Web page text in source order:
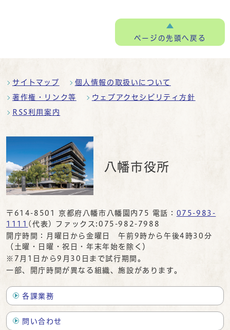
ページの先頭へ戻る
サイトマップ 個人情報の取扱いについて
著作権・リンク等 ウェブアクセシビリティ方針
RSS利用案内
八幡市役所
〒614-8501 京都府八幡市八幡園内75 電話： 075-983-
1111 (代表) ファックス:075-982-7988
開庁時間：月曜日から金曜日 午前9時から午後4時30分
（土曜・日曜・祝日・年末年始を除く）
※7月1日から9月30日まで試行期間。
一部、開庁時間が異なる組織、施設があります。
各課業務
問い合わせ